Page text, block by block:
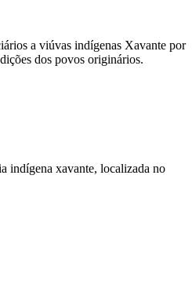
a viúvas indígenas Xavante por
dos povos originários.
indígena xavante, localizada no